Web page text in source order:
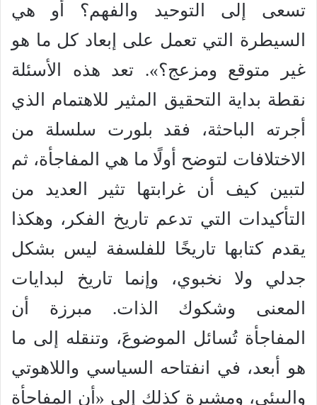
تسعى إلى التوحيد والفهم؟ أو هي
السيطرة التي تعمل على إبعاد كل ما هو
غير متوقع ومزعج؟». تعد هذه الأسئلة
نقطة بداية التحقيق المثير للاهتمام الذي
أجرته الباحثة، فقد بلورت سلسلة من
الاختلافات لتوضح أولًا ما هي المفاجأة، ثم
لتبين كيف أن غرابتها تثير العديد من
التأكيدات التي تدعم تاريخ الفكر، وهكذا
يقدم كتابها تاريخًا للفلسفة ليس بشكل
جدلي ولا نخبوي، وإنما تاريخ لبدايات
المعنى وشكوك الذات. مبرزة أن
المفاجأة تُسائل الموضوعَ، وتنقله إلى ما
هو أبعد، في انفتاحه السياسي واللاهوتي
والبيئي، ومشيرة كذلك إلى «أن المفاجأة